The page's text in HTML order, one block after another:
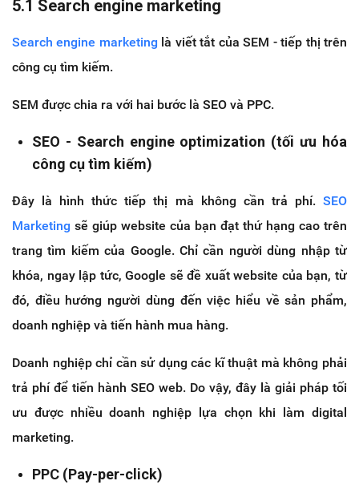
5.1 Search engine marketing
Search engine marketing là viết tắt của SEM - tiếp thị trên
công cụ tìm kiếm.
SEM được chia ra với hai bước là SEO và PPC.
SEO - Search engine optimization (tối ưu hóa
công cụ tìm kiếm)
Đây là hình thức tiếp thị mà không cần trả phí. SEO
Marketing sẽ giúp website của bạn đạt thứ hạng cao trên
trang tìm kiếm của Google. Chỉ cần người dùng nhập từ
khóa, ngay lập tức, Google sẽ đề xuất website của bạn, từ
đó, điều hướng người dùng đến việc hiểu về sản phẩm,
doanh nghiệp và tiến hành mua hàng.
Doanh nghiệp chỉ cần sử dụng các kĩ thuật mà không phải
trả phí để tiến hành SEO web. Do vậy, đây là giải pháp tối
ưu được nhiều doanh nghiệp lựa chọn khi làm digital
marketing.
PPC (Pay-per-click)